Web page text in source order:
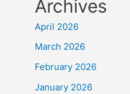
Archives
April 2026
March 2026
February 2026
January 2026